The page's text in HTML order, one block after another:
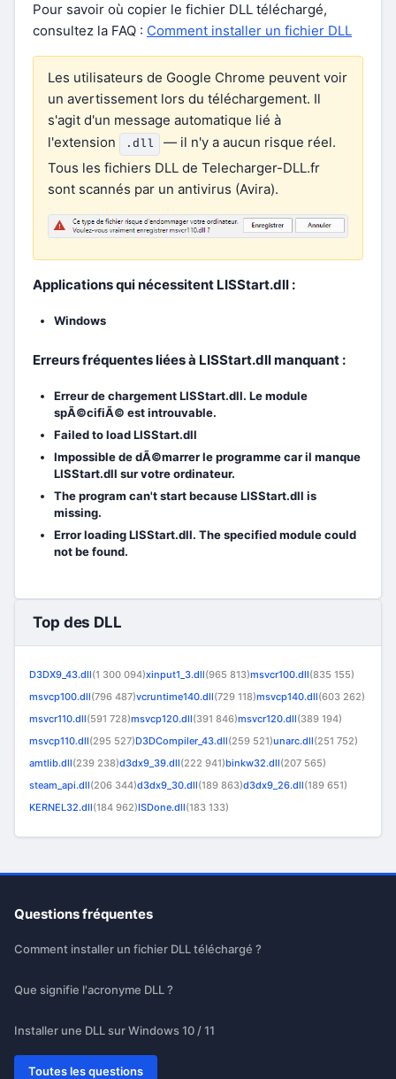
Pour savoir où copier le fichier DLL téléchargé,
consultez la FAQ : Comment installer un fichier DLL
Les utilisateurs de Google Chrome peuvent voir
un avertissement lors du téléchargement. Il
s'agit d'un message automatique lié à
l'extension
.dll
— il n'y a aucun risque réel.
Tous les fichiers DLL de Telecharger-DLL.fr
sont scannés par un antivirus (Avira).
Applications qui nécessitent LISStart.dll :
Windows
Erreurs fréquentes liées à LISStart.dll manquant :
Erreur de chargement LISStart.dll. Le module
spÃ©cifiÃ© est introuvable.
Failed to load LISStart.dll
Impossible de dÃ©marrer le programme car il manque
LISStart.dll sur votre ordinateur.
The program can't start because LISStart.dll is
missing.
Error loading LISStart.dll. The specified module could
not be found.
Top des DLL
D3DX9_43.dll(1 300 094)xinput1_3.dll(965 813)msvcr100.dll(835 155)
msvcp100.dll(796 487)vcruntime140.dll(729 118)msvcp140.dll(603 262)
msvcr110.dll(591 728)msvcp120.dll(391 846)msvcr120.dll(389 194)
msvcp110.dll(295 527)D3DCompiler_43.dll(259 521)unarc.dll(251 752)
amtlib.dll(239 238)d3dx9_39.dll(222 941)binkw32.dll(207 565)
steam_api.dll(206 344)d3dx9_30.dll(189 863)d3dx9_26.dll(189 651)
KERNEL32.dll(184 962)ISDone.dll(183 133)
Questions fréquentes
Comment installer un fichier DLL téléchargé ?
Que signifie l'acronyme DLL ?
Installer une DLL sur Windows 10 / 11
Toutes les questions